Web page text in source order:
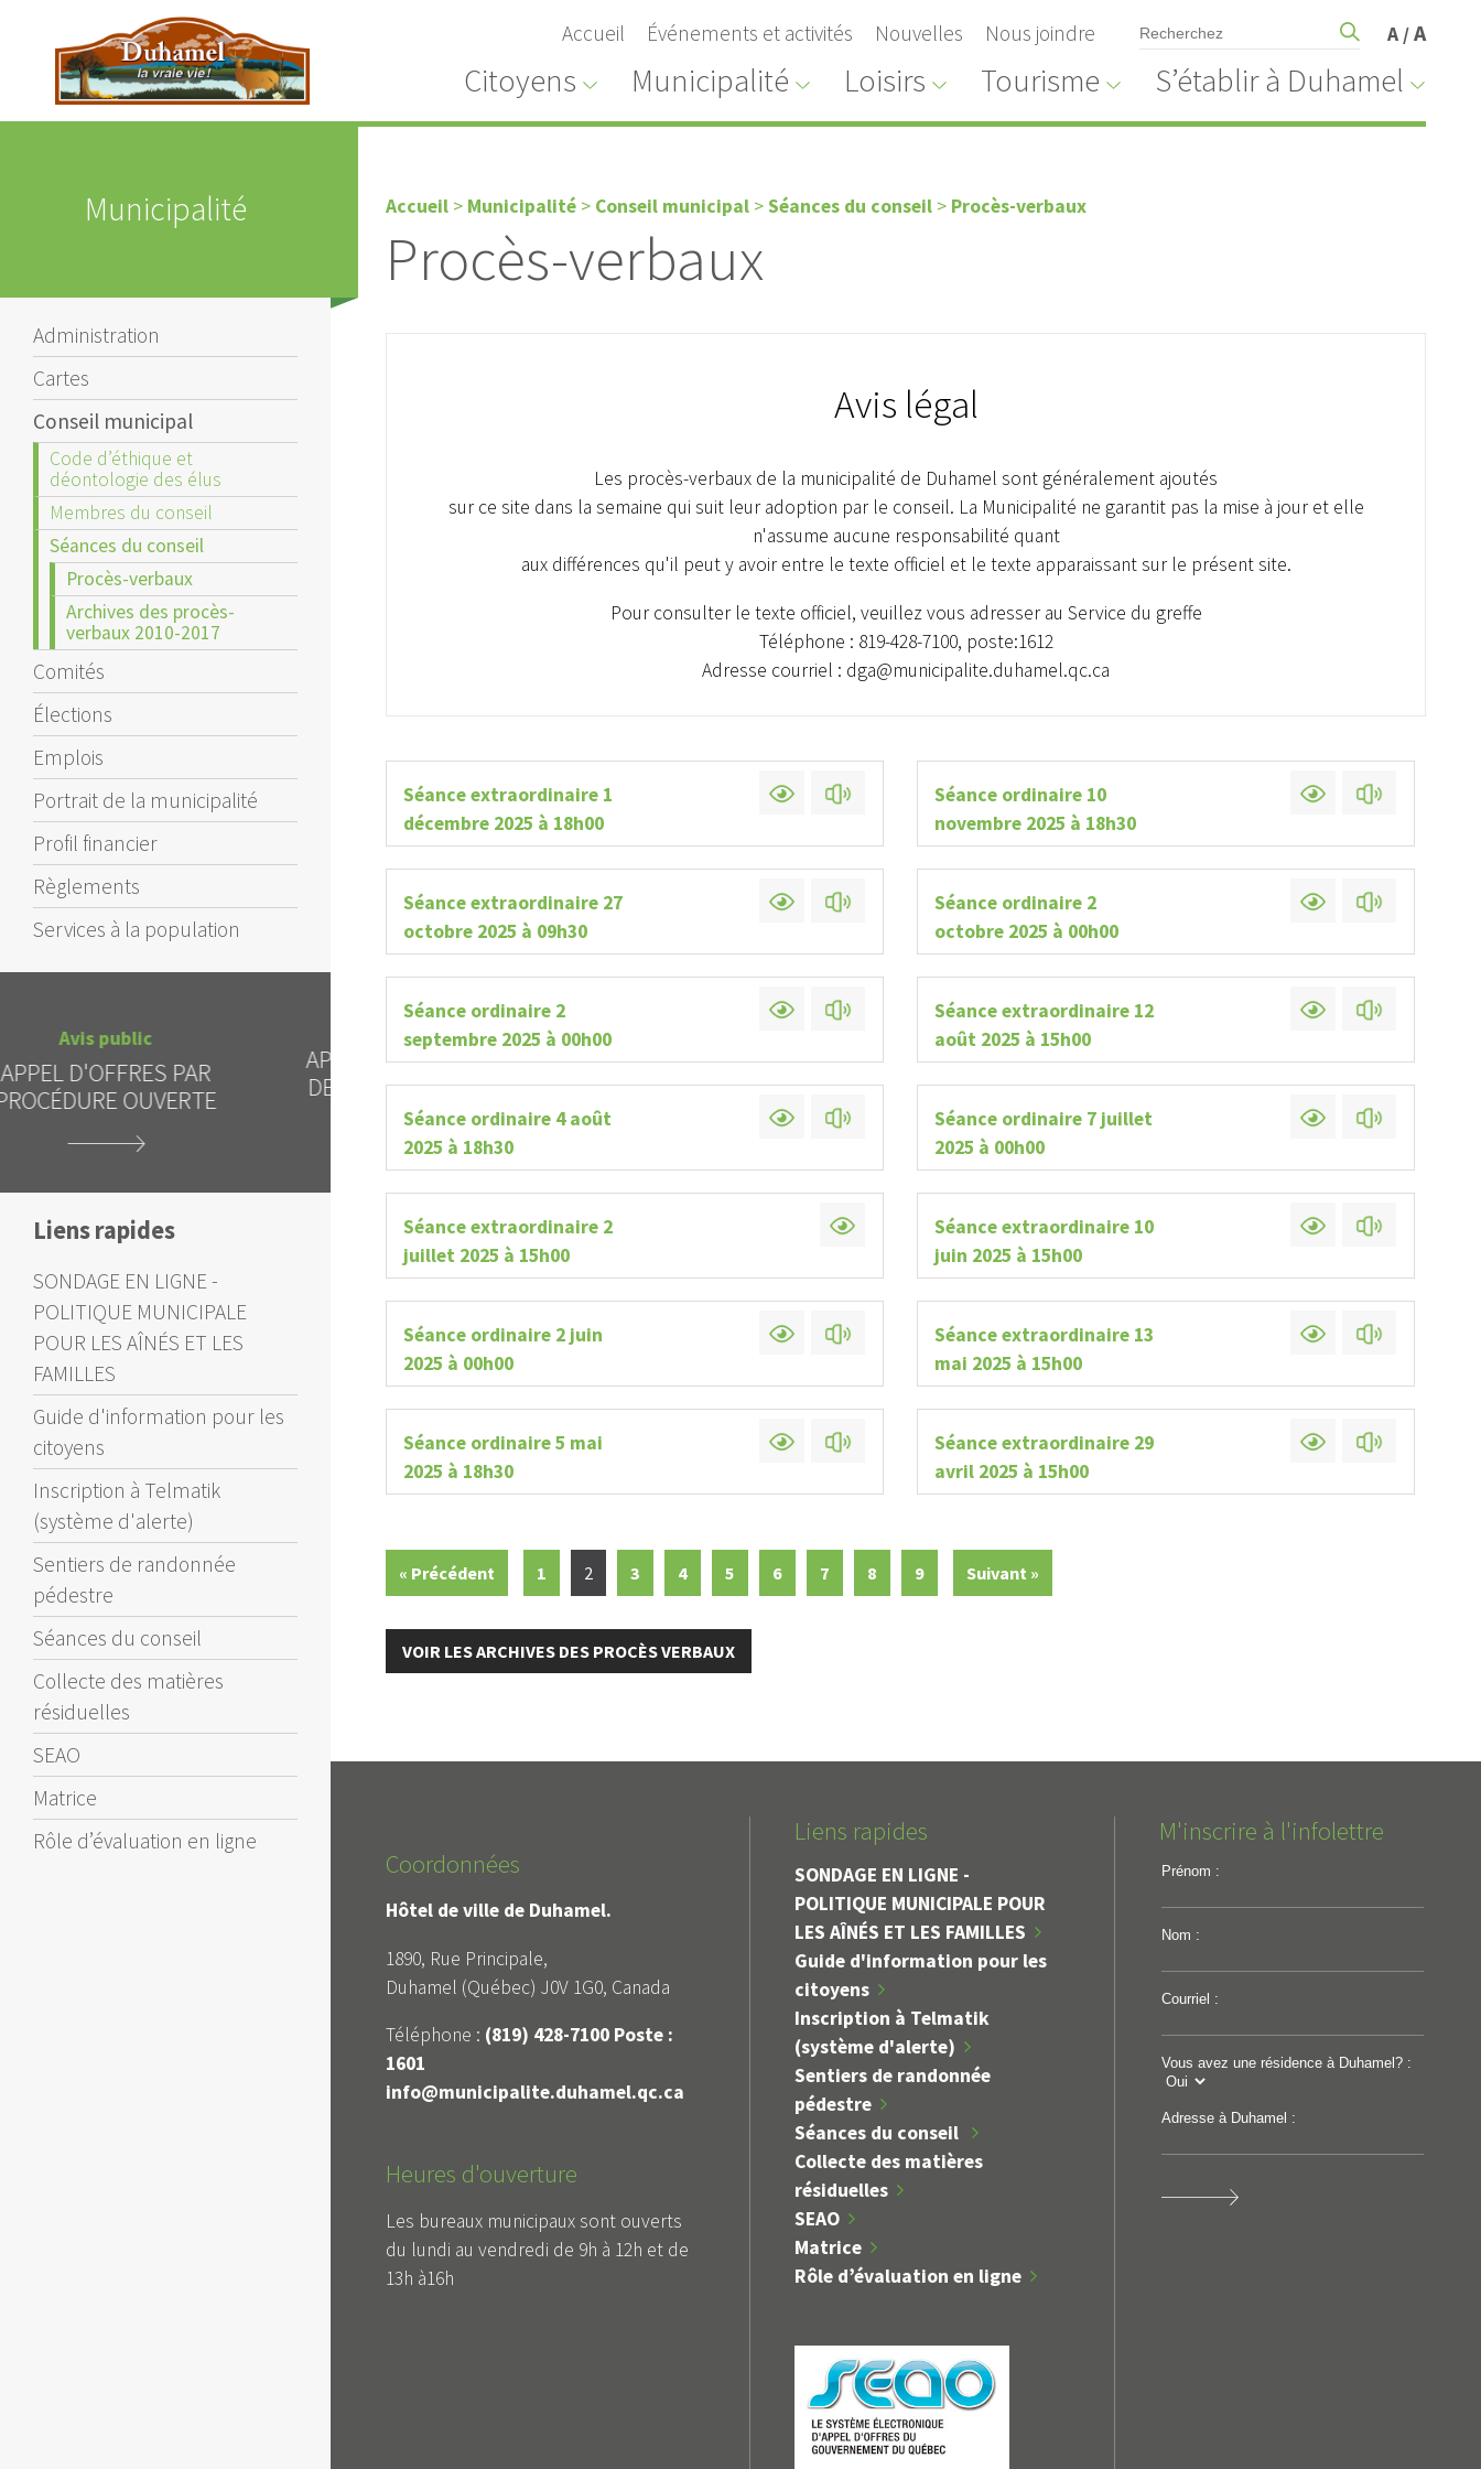
Accueil Événements et activités Nouvelles Nous joindre A /A
Citoyens Municipalité Loisirs Tourisme S’établir à Duhamel
Municipalité
Administration
Cartes
Conseil municipal
Code d’éthique et
déontologie des élus
Membres du conseil
Séances du conseil
Procès-verbaux
Archives des procès-
verbaux 2010-2017
Comités
Élections
Emplois
Portrait de la municipalité
Profil financier
Règlements
Services à la population
APPEL D'OFFRES - REPORT
DE LA DATE D'OUVERTURE
DES SOUMISSIONS
Alerte
INTERDICTION DE FEUX À
DÉROGATION MINEURE,
ZONE 107-M
Appel d'offres et contrats
Projet : Réfection de route
Liens rapides
SONDAGE EN LIGNE -
POLITIQUE MUNICIPALE
POUR LES AÎNÉS ET LES
FAMILLES
Guide d'information pour les
citoyens
Inscription à Telmatik
(système d'alerte)
Sentiers de randonnée
pédestre
Séances du conseil
Collecte des matières
résiduelles
SEAO
Matrice
Rôle d’évaluation en ligne
Accueil > Municipalité > Conseil municipal >Séances du conseil > Procès-verbaux
Procès-verbaux
Avis légal
Les procès-verbaux de la municipalité de Duhamel sont généralement ajoutés
sur ce site dans la semaine qui suit leur adoption par le conseil. La Municipalité ne garantit pas la mise à jour et elle
n'assume aucune responsabilité quant
aux différences qu'il peut y avoir entre le texte officiel et le texte apparaissant sur le présent site.
Pour consulter le texte officiel, veuillez vous adresser au Service du greffe
Téléphone : 819-428-7100, poste:1612
Adresse courriel : dga@municipalite.duhamel.qc.ca
Séance extraordinaire 1
décembre 2025 à 18h00
Séance ordinaire 10
novembre 2025 à 18h30
Séance extraordinaire 27
octobre 2025 à 09h30
Séance ordinaire 2
octobre 2025 à 00h00
Séance ordinaire 2
septembre 2025 à 00h00
Séance extraordinaire 12
août 2025 à 15h00
Séance ordinaire 4 août
2025 à 18h30
Séance ordinaire 7 juillet
2025 à 00h00
Séance extraordinaire 2
juillet 2025 à 15h00
Séance extraordinaire 10
juin 2025 à 15h00
Séance ordinaire 2 juin
2025 à 00h00
Séance extraordinaire 13
mai 2025 à 15h00
Séance ordinaire 5 mai
2025 à 18h30
Séance extraordinaire 29
avril 2025 à 15h00
« Précédent 1 2 3 4 5 6 7 8 9 Suivant »
VOIR LES ARCHIVES DES PROCÈS VERBAUX
Coordonnées
Hôtel de ville de Duhamel.
1890, Rue Principale,
Duhamel (Québec) J0V 1G0, Canada
Téléphone : (819) 428-7100 Poste :
1601
info@municipalite.duhamel.qc.ca
Heures d'ouverture
Les bureaux municipaux sont ouverts
du lundi au vendredi de 9h à 12h et de
13h à16h
Liens rapides
SONDAGE EN LIGNE -
POLITIQUE MUNICIPALE POUR
LES AÎNÉS ET LES FAMILLES
Guide d'information pour les
citoyens
Inscription à Telmatik
(système d'alerte)
Sentiers de randonnée
pédestre
Séances du conseil
Collecte des matières
résiduelles
SEAO
Matrice
Rôle d’évaluation en ligne
M'inscrire à l'infolettre
Prénom :
Nom :
Courriel :
Vous avez une résidence à Duhamel? :
Adresse à Duhamel :